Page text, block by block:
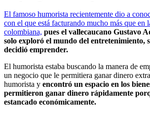
El famoso humorista recientemente dio a
con el que está facturando mucho más que en
colombiana, pues el vallecaucano Gustavo
solo exploró el mundo del entretenimiento,
decidió emprender.
El humorista estaba buscando la manera de
un negocio que le permitiera ganar dinero
humorista y encontró un espacio en los
permitieron ganar dinero rápidamente
estancado económicamente.